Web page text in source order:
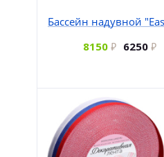
Бассейн надувной
8150
6250